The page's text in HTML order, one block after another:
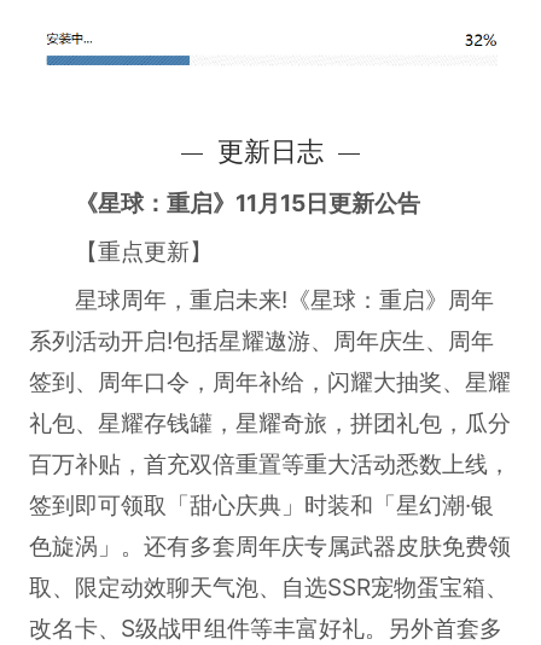
更新日志
《星球：重启》11月15日更新公告
【重点更新】
星球周年，重启未来!《星球：重启》周年
系列活动开启!包括星耀遨游、周年庆生、周年
签到、周年口令，周年补给，闪耀大抽奖、星耀
礼包、星耀存钱罐，星耀奇旅，拼团礼包，瓜分
百万补贴，首充双倍重置等重大活动悉数上线，
签到即可领取「甜心庆典」时装和「星幻潮·银
色旋涡」。还有多套周年庆专属武器皮肤免费领
取、限定动效聊天气泡、自选SSR宠物蛋宝箱、
改名卡、S级战甲组件等丰富好礼。另外首套多